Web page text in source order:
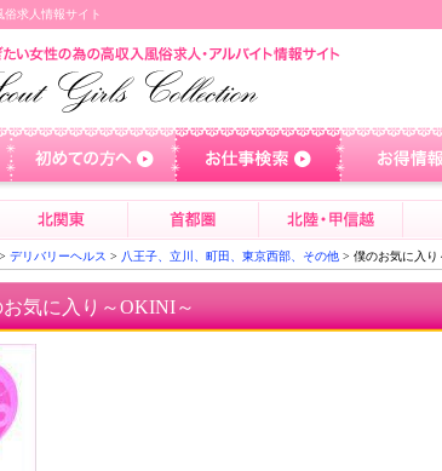
求人情報サイト
> デリバリーヘルス > 八王子、立川、町田、東京西部、その他 > 僕のお気に入り
お気に入り～OKINI～